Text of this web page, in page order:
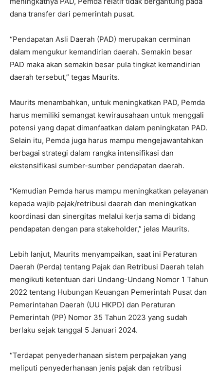
dana transfer dari pemerintah pusat.
“Pendapatan Asli Daerah (PAD) merupakan cerminan
dalam mengukur kemandirian daerah. Semakin besar
PAD maka akan semakin besar pula tingkat kemandirian
daerah tersebut,” tegas Maurits.
Maurits menambahkan, untuk meningkatkan PAD, Pemda
harus memiliki semangat kewirausahaan untuk menggali
potensi yang dapat dimanfaatkan dalam peningkatan PAD.
Selain itu, Pemda juga harus mampu mengejawantahkan
berbagai strategi dalam rangka intensifikasi dan
ekstensifikasi sumber-sumber pendapatan daerah.
“Kemudian Pemda harus mampu meningkatkan pelayanan
kepada wajib pajak/retribusi daerah dan meningkatkan
koordinasi dan sinergitas melalui kerja sama di bidang
pendapatan dengan para stakeholder,” jelas Maurits.
Lebih lanjut, Maurits menyampaikan, saat ini Peraturan
Daerah (Perda) tentang Pajak dan Retribusi Daerah telah
mengikuti ketentuan dari Undang-Undang Nomor 1 Tahun
2022 tentang Hubungan Keuangan Pemerintah Pusat dan
Pemerintahan Daerah (UU HKPD) dan Peraturan
Pemerintah (PP) Nomor 35 Tahun 2023 yang sudah
berlaku sejak tanggal 5 Januari 2024.
“Terdapat penyederhanaan sistem perpajakan yang
meliputi penyederhanaan jenis pajak dan retribusi